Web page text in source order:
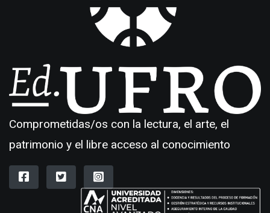
Comprometidas/os con la lectura, el arte, el
patrimonio y el libre acceso al conocimiento